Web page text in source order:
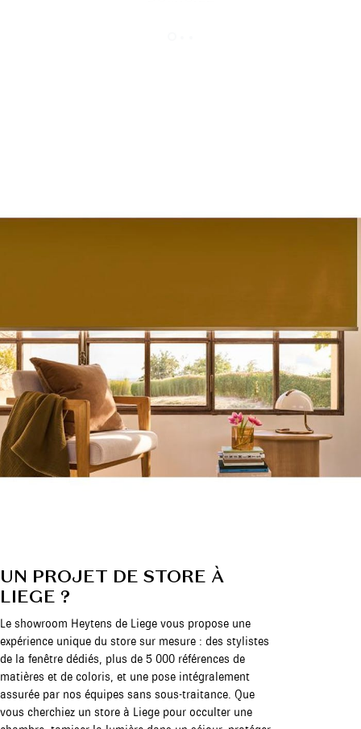
UN PROJET DE STORE À
LIEGE ?
Le showroom Heytens de Liege vous propose une
expérience unique du store sur mesure : des stylistes
de la fenêtre dédiés, plus de 5 000 références de
matières et de coloris, et une pose intégralement
assurée par nos équipes sans sous-traitance. Que
vous cherchiez un store à Liege pour occulter une